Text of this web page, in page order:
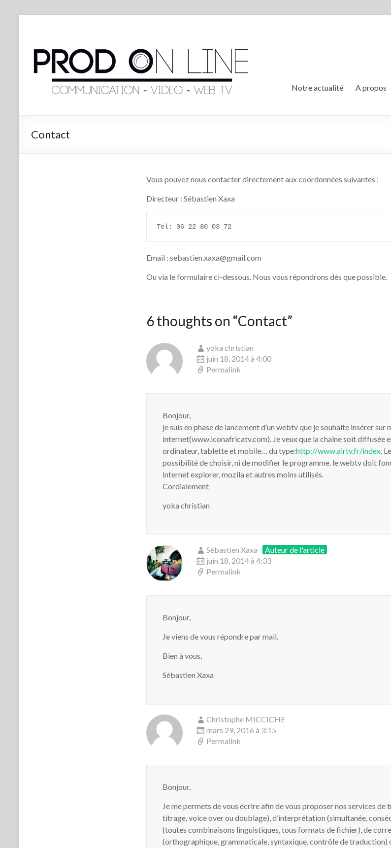
Notre actualité A propos
Contact
Vous pouvez nous contacter directement aux coordonnées suivantes :
Directeur : Sébastien Xaxa
Tel: 06 22 80 03 72
Email : sebastien.xaxa@gmail.com
Ou via le formulaire ci-dessous. Nous vous répondrons dès que possible.
6 thoughts on “Contact”
yoka christian
juin 18, 2014 à 4:00
Permalink
Bonjour,
je suis en phase de lancement d’un webtv que je souhaite insérer sur
internet(www.iconafricatv.com). Je veux que la chaîne soit diffusée
ordinateur, tablette et mobile… du type:http://www.airtv.fr/index.
possibilité de choisir, ni de modifier le programme. le webtv doit
internet explorer, mozila et autres moins utilisés.
Cordialement
yoka christian
Sébastien Xaxa
Auteur de l'article
juin 18, 2014 à 4:33
Permalink
Bonjour,
Je viens de vous répondre par mail.
Bien à vous,
Sébastien Xaxa
Christophe MICCICHE
mars 29, 2016 à 3:15
Permalink
Bonjour,
Je me permets de vous écrire afin de vous proposer nos services de
titrage, voice over ou doublage), d’interprétation (simultanée,
(toutes combinaisons linguistiques, tous formats de fichier), de
(orthographique, grammaticale, syntaxique, contrôle de traduction)